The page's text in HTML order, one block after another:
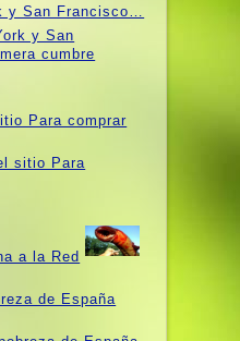
y San Francisco…
Para comprar
a la Red
de España